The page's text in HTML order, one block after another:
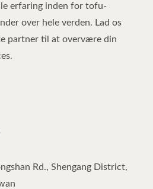
erfaring inden for tofu-
over hele verden. Lad os
partner til at overvære din
Rd., Shengang District,